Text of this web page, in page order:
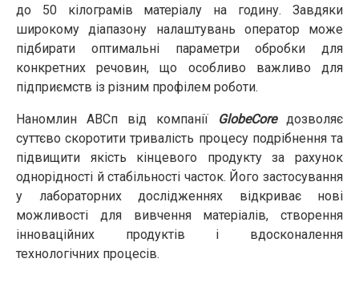
до 50 кілограмів матеріалу на годину. Завдяки
широкому діапазону налаштувань оператор може
підбирати оптимальні параметри обробки для
конкретних речовин, що особливо важливо для
підприємств із різним профілем роботи.
Наномлин АВСп від компанії GlobeCoreдозволяє
суттєво скоротити тривалість процесу подрібнення та
підвищити якість кінцевого продукту за рахунок
однорідності й стабільності часток. Його застосування
у лабораторних дослідженнях відкриває нові
можливості для вивчення матеріалів, створення
інноваційних продуктів і вдосконалення
технологічних процесів.